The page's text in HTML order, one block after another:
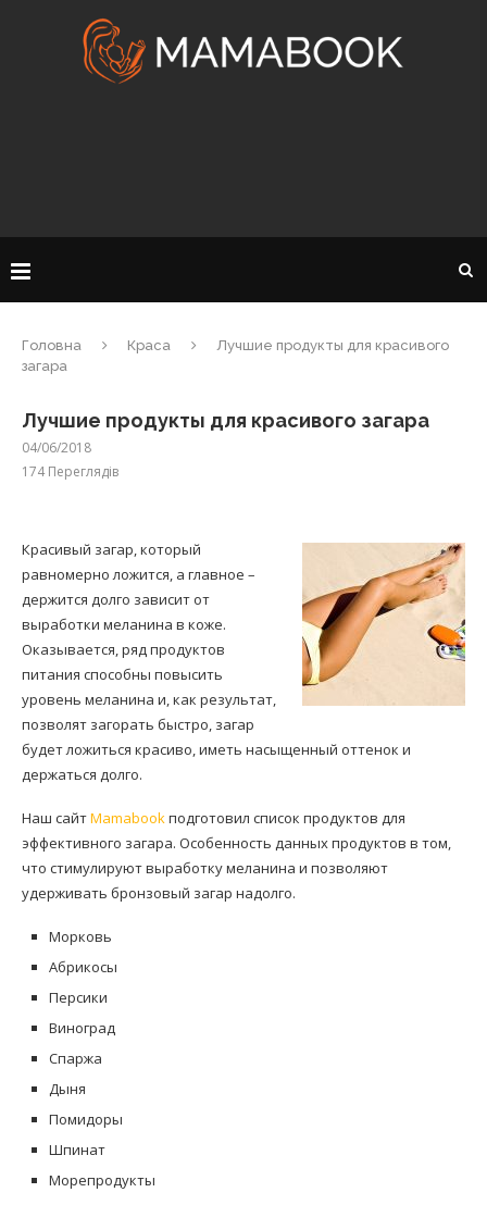
Головна Краса
Лучшие продукты для красивого
загара
Лучшие продукты для красивого загара
04/06/2018
174Переглядів
Красивый загар, который
равномерно ложится, а главное –
держится долго зависит от
выработки меланина в коже.
Оказывается, ряд продуктов
питания способны повысить
уровень меланина и, как результат,
позволят загорать быстро, загар
будет ложиться красиво, иметь насыщенный оттенок и
держаться долго.
Наш сайтMamabookподготовил список продуктов для
эффективного загара. Особенность данных продуктов в том,
что стимулируют выработку меланина и позволяют
удерживать бронзовый загар надолго.
Морковь
Абрикосы
Персики
Виноград
Спаржа
Дыня
Помидоры
Шпинат
Морепродукты